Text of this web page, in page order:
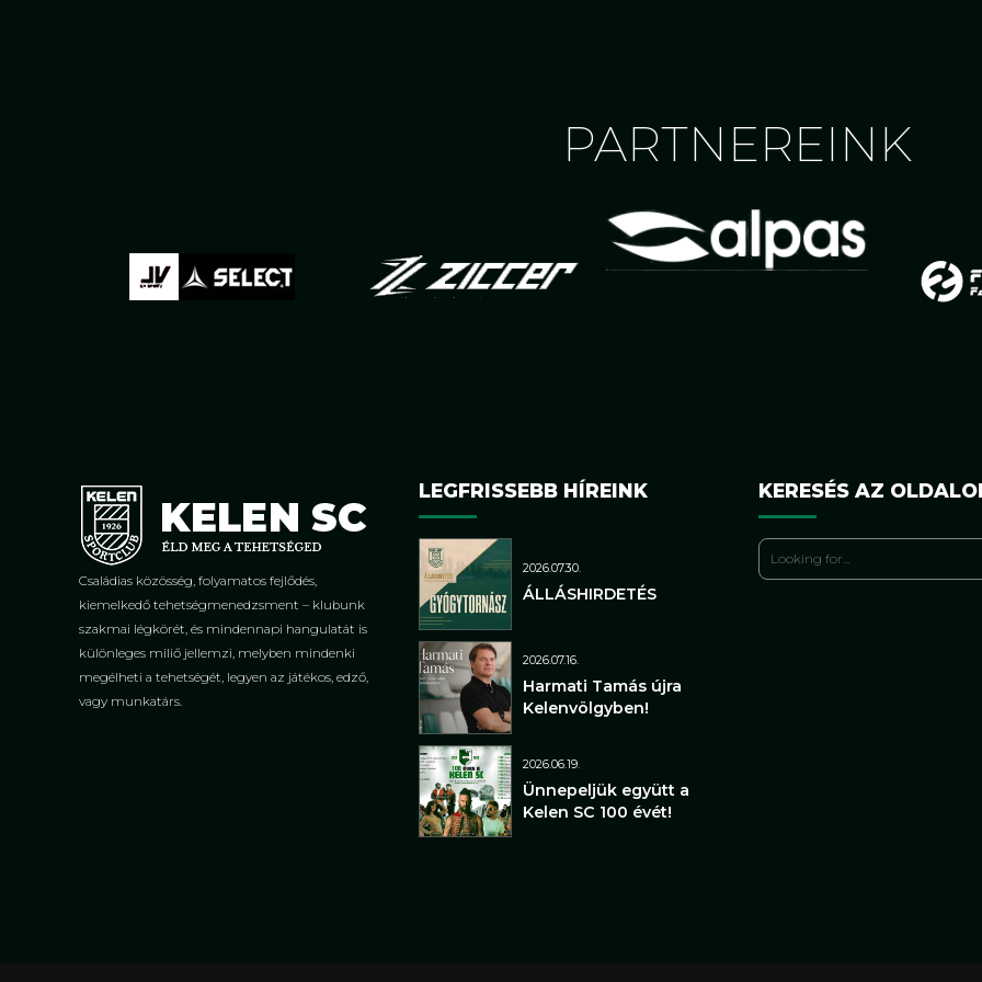
PARTNEREINK
Családias közösség, folyamatos fejlődés,
kiemelkedő tehetségmenedzsment – klubunk
szakmai légkörét, és mindennapi hangulatát is
különleges miliő jellemzi, melyben mindenki
megélheti a tehetségét, legyen az játékos, edző,
vagy munkatárs.
LEGFRISSEBB HÍREINK
2026.07.30.
ÁLLÁSHIRDETÉS
2026.07.16.
Harmati Tamás újra
Kelenvölgyben!
2026.06.19.
Ünnepeljük együtt a
Kelen SC 100 évét!
KERESÉS AZ